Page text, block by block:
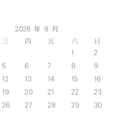
2026 年 8 月
三 四 五 六 日
1
2
5 6 7 8
9
12 13 14 15
16
19 20 21 22
23
26 27 28 29
30